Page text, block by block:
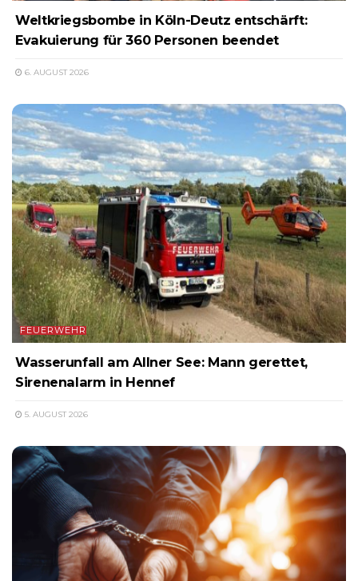
Weltkriegsbombe in Köln-Deutz entschärft:
Evakuierung für 360 Personen beendet
6. AUGUST 2026
FEUERWEHR
Wasserunfall am Allner See: Mann gerettet,
Sirenenalarm in Hennef
5. AUGUST 2026